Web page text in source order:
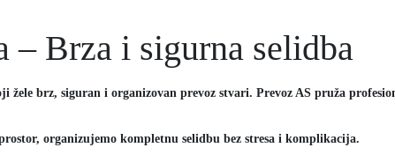
– Brza i sigurna selidba
žele brz, siguran i organizovan prevoz stvari. Prevoz AS pruža
organizujemo kompletnu selidbu bez stresa i komplikacija.